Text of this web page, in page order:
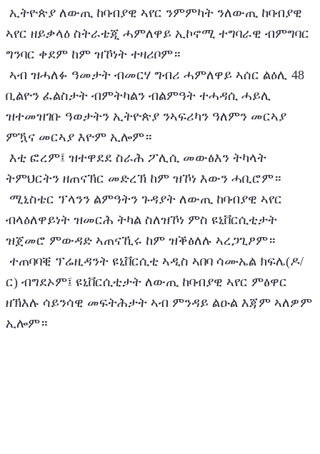
ኣየር ዘይቃላዕ ስትራቴጂ ሓምለዋይ ኢኮኖሚ ተግባራዊ ብምግባር
ግንባር ቀደም ከም ዝኾነት ተዛሪቦም።
ቢልዮን ፈልስታት ብምትካልን ብልምዓት ተሓዳሲ ሓይሊ
ዝተመዝገቡ ዓወታትን ኢትዮጵያ ንኣፍሪካን ዓለምን መርኣያ
ምዃና መርኣያ እዮም ኢሎም።
ትምህርትን ዘጠናኽር መድረኽ ከም ዝኾነ እውን ሓቢሮም።
ብላዕለዋይነት ዝመርሕ ትካል ስለዝኾነ ምስ ዩኒቨርሲቲታት
ዝጀመሮ ምውዳድ ኣጠናኺሩ ከም ዝቕፅለሉ ኣረጋጊፆም።
ር) ብግደኦም፤ ዩኒቨርሲቲታት ለውጢ ከባብያዊ ኣየር ምፅዋር
ዘኽእሉ ሳይንሳዊ መፍትሕታት ኣብ ምንዳይ ልዑል እጃም ኣለዎም
ኢሎም።